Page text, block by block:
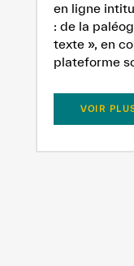
en ligne
: de la
texte », en
plateforme
VOIR